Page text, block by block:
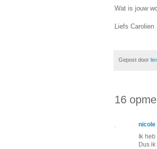
Wat is jouw
Liefs Carolien
Gepost door
16
nicole
Ik
Dus